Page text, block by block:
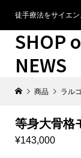
徒手療法をサイエ
SHOP
NEWS
商品 ラル
等身大骨格
¥143,000